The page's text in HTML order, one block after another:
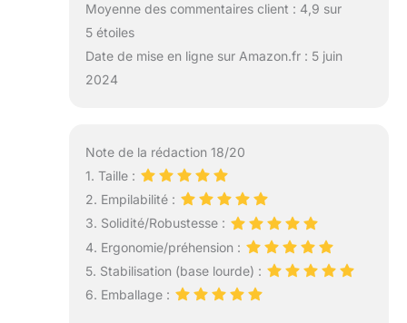
Moyenne des commentaires client : 4,9 sur
5 étoiles
Date de mise en ligne sur Amazon.fr : 5 juin
2024
Note de la rédaction 18/20
1. Taille :
2. Empilabilité :
3. Solidité/Robustesse :
4. Ergonomie/préhension :
5. Stabilisation (base lourde) :
6. Emballage :